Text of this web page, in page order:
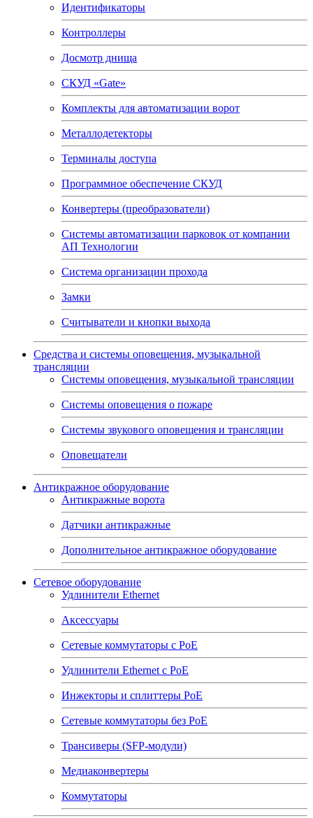
Идентификаторы
Контроллеры
Досмотр днища
СКУД «Gate»
Комплекты для автоматизации ворот
Металлодетекторы
Терминалы доступа
Программное обеспечение СКУД
Конвертеры (преобразователи)
Системы автоматизации парковок от компании
АП Технологии
Система организации прохода
Замки
Считыватели и кнопки выхода
Средства и системы оповещения, музыкальной
трансляции
Системы оповещения, музыкальной трансляции
Системы оповещения о пожаре
Системы звукового оповещения и трансляции
Оповещатели
Антикражное оборудование
Антикражные ворота
Датчики антикражные
Дополнительное антикражное оборудование
Сетевое оборудование
Удлинители Ethernet
Аксессуары
Сетевые коммутаторы с РоЕ
Удлинители Ethernet с PoE
Инжекторы и сплиттеры РоЕ
Сетевые коммутаторы без РоЕ
Трансиверы (SFP-модули)
Медиаконвертеры
Коммутаторы